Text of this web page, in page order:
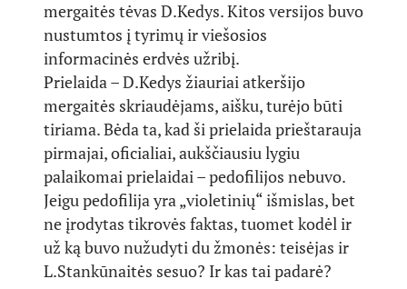
mergaitės tėvas D.Kedys. Kitos versijos buvo
nustumtos į tyrimų ir viešosios
informacinės erdvės užribį.
Prielaida – D.Kedys žiauriai atkeršijo
mergaitės skriaudėjams, aišku, turėjo būti
tiriama. Bėda ta, kad ši prielaida prieštarauja
pirmajai, oficialiai, aukščiausiu lygiu
palaikomai prielaidai – pedofilijos nebuvo.
Jeigu pedofilija yra „violetinių“ išmislas, bet
ne įrodytas tikrovės faktas, tuomet kodėl ir
už ką buvo nužudyti du žmonės: teisėjas ir
L.Stankūnaitės sesuo? Ir kas tai padarė?